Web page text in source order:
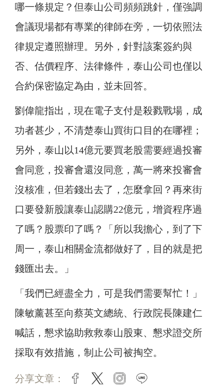
哪一條規定？但泰山公司頻頻跳針，僅強調
會議現場都有專業的律師在旁，一切依照法
律規定遵照辦理。另外，針對該案簽約與
否、估價程序、法律條件，泰山公司也僅以
合約保密協定為由，並未回答。
劉偉龍指出，現在電子支付是殺戮戰場，成
功者甚少，不清楚泰山買街口目的在哪裡；
另外，泰山以14億元要買老股需要經過投審
會同意，投審會還沒同意，萬一將來投審會
沒核准，但若錢出去了，怎麼拿回？再來街
口要發新股讓泰山認購22億元，增資程序過
了嗎？股票印了嗎？「所以我擔心，到了下
周一，泰山相關金流都做好了，目的就是把
錢匯出去。」
「我們已經盡全力，可是我們需要幫忙！」
陳敏薰甚至向蔡英文總統、行政院長陳建仁
喊話，懇求協助救救泰山股東、懇求證交所
採取有效措施，制止公司被掏空。
分享文章： facebook
twitter instagram